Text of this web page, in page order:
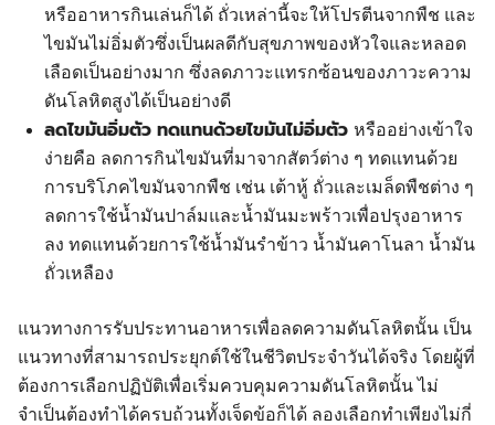
หรืออาหารกินเล่นก็ได้ ถั่วเหล่านี้จะให้โปรตีนจากพืช และ
ไขมันไม่อิ่มตัวซึ่งเป็นผลดีกับสุขภาพของหัวใจและหลอด
เลือดเป็นอย่างมาก ซึ่งลดภาวะแทรกซ้อนของภาวะความ
ดันโลหิตสูงได้เป็นอย่างดี
ลดไขมันอิ่มตัว ทดแทนด้วยไขมันไม่อิ่มตัว หรืออย่างเข้าใจ
ง่ายคือ ลดการกินไขมันที่มาจากสัตว์ต่าง ๆ ทดแทนด้วย
การบริโภคไขมันจากพืช เช่น เต้าหู้ ถั่วและเมล็ดพืชต่าง ๆ
ลดการใช้น้ำมันปาล์มและน้ำมันมะพร้าวเพื่อปรุงอาหาร
ลง ทดแทนด้วยการใช้น้ำมันรำข้าว น้ำมันคาโนลา น้ำมัน
ถั่วเหลือง
แนวทางการรับประทานอาหารเพื่อลดความดันโลหิตนั้น เป็น
แนวทางที่สามารถประยุกต์ใช้ในชีวิตประจำวันได้จริง โดยผู้ที่
ต้องการเลือกปฏิบัติเพื่อเริ่มควบคุมความดันโลหิตนั้น ไม่
จำเป็นต้องทำได้ครบถ้วนทั้งเจ็ดข้อก็ได้ ลองเลือกทำเพียงไม่กี่